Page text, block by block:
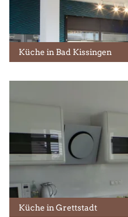
Küche in Bad Kissingen
Küche in Grettstadt